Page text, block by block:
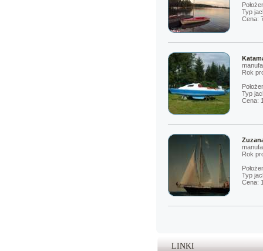
Typ
Cena:
Rok
Typ
Cena:
Rok
Typ
Cena:
LINKI